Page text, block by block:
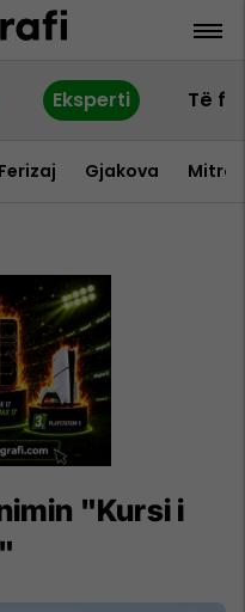
Eksperti Të
Ferizaj Gjakova
"Kursi i